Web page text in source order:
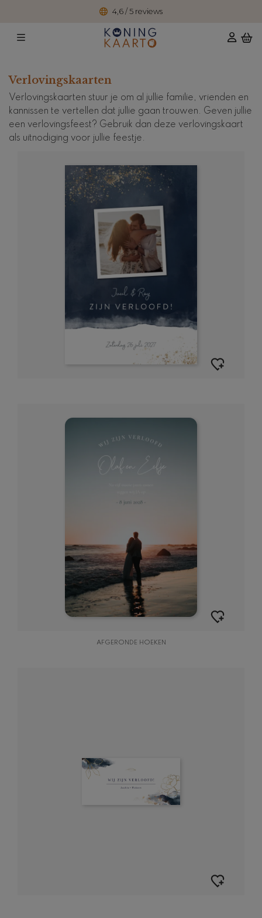
4,6 / 5 reviews
Verlovingskaarten
Verlovingskaarten stuur je om al jullie familie, vrienden en
kannissen te vertellen dat jullie gaan trouwen. Geven jullie
een verlovingsfeest? Gebruik dan deze verlovingskaart
als uitnodiging voor jullie feestje.
AFGERONDE HOEKEN